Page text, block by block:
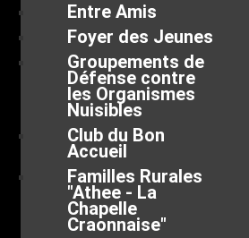
Entre Amis
Foyer des Jeunes
Groupements de
Défense contre
les Organismes
Nuisibles
Club du Bon
Accueil
Familles Rurales
"Athee - La
Chapelle
Craonnaise"